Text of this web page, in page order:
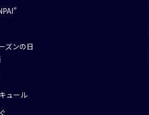
ズンの日
ュール